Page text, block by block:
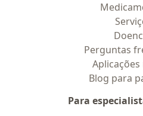
Perguntas
Aplicações
Blog para
Para